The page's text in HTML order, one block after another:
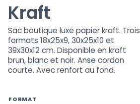
Kraft
Sac boutique luxe papier kraft. Trois
formats 18x25x9, 30x25x10 et
39x30x12 cm. Disponible en kraft
brun, blanc et noir. Anse cordon
courte. Avec renfort au fond.
FORMAT